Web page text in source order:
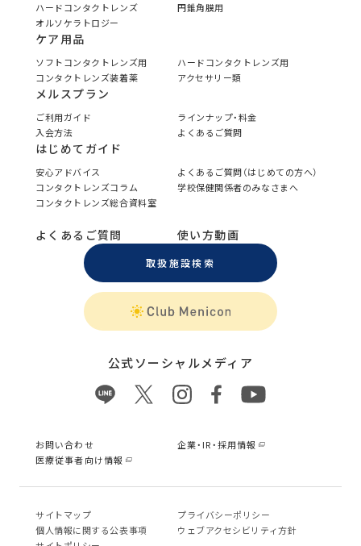
ハードコンタクトレンズ
円錐角膜用
オルソケラトロジー
ケア用品
ソフトコンタクトレンズ用
ハードコンタクトレンズ用
コンタクトレンズ装着薬
アクセサリー類
メルスプラン
ご利用ガイド
ラインナップ・料金
入会方法
よくあるご質問
はじめてガイド
安心アドバイス
よくあるご質問（はじめての方へ）
コンタクトレンズコラム
学校保健関係者のみなさまへ
コンタクトレンズ総合資料室
よくあるご質問 使い方動画
取扱施設検索
公式ソーシャルメディア
お問い合わせ
企業・IR・採用情報
医療従事者向け情報
サイトマップ
プライバシーポリシー
個⼈情報に関する公表事項
ウェブアクセシビリティ方針